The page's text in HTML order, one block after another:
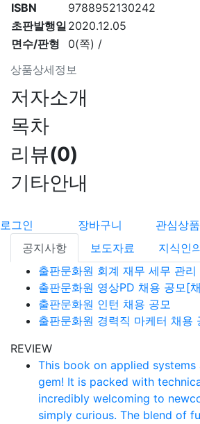
상품상세정보
ISBN
9788952130242
초판발행일 2020.12.05
면수/판형
0(쪽) /
저자소개
목차
리뷰(0)
기타안내
로그인 장바구니 관심상품
공지사항
보도자료
지식인
출판문화원 회계 재무 세무 관
출판문화원 영상PD 채용 공모[
출판문화원 인턴 채용 공모
출판문화원 경력직 마케터 채용
REVIEW
This book on applied systems
gem! It is packed with
incredibly welcoming to
simply curious. The blend of